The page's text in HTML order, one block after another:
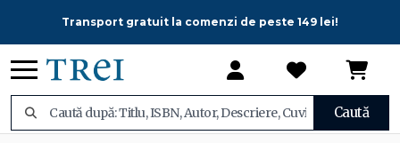
Transport gratuit la comenzi de peste 149 lei!
Caută